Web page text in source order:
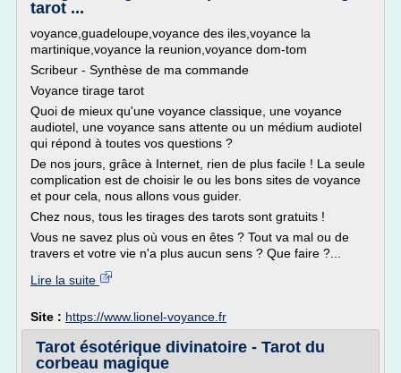
tarot ...
voyance,guadeloupe,voyance des iles,voyance la
martinique,voyance la reunion,voyance dom-tom
Scribeur - Synthèse de ma commande
Voyance tirage tarot
Quoi de mieux qu'une voyance classique, une voyance
audiotel, une voyance sans attente ou un médium audiotel
qui répond à toutes vos questions ?
De nos jours, grâce à Internet, rien de plus facile ! La seule
complication est de choisir le ou les bons sites de voyance
et pour cela, nous allons vous guider.
Chez nous, tous les tirages des tarots sont gratuits !
Vous ne savez plus où vous en êtes ? Tout va mal ou de
travers et votre vie n'a plus aucun sens ? Que faire ?...
Lire la suite
Site : https://www.lionel-voyance.fr
Tarot ésotérique divinatoire - Tarot du
corbeau magique